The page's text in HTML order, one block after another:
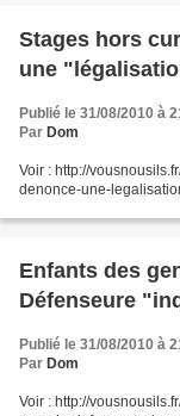
Stages hors
une
Publié le 31/08/2010 à
Par Dom
Voir : http://
denonce-une-
Enfants des
Défenseure
Publié le 31/08/2010 à
Par Dom
Voir : http://